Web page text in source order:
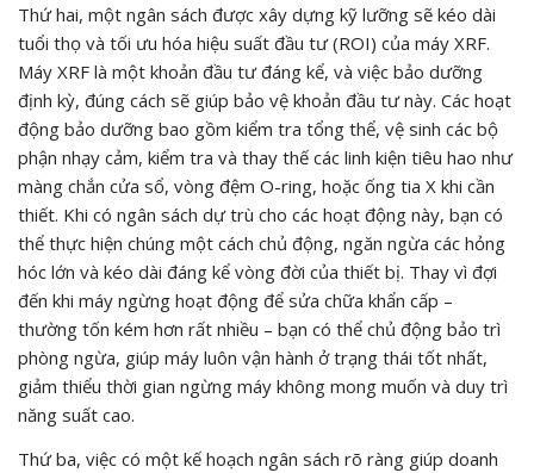
Thứ hai, một ngân sách được xây dựng kỹ lưỡng sẽ kéo dài
tuổi thọ và tối ưu hóa hiệu suất đầu tư (ROI) của máy XRF.
Máy XRF là một khoản đầu tư đáng kể, và việc bảo dưỡng
định kỳ, đúng cách sẽ giúp bảo vệ khoản đầu tư này. Các hoạt
động bảo dưỡng bao gồm kiểm tra tổng thể, vệ sinh các bộ
phận nhạy cảm, kiểm tra và thay thế các linh kiện tiêu hao như
màng chắn cửa sổ, vòng đệm O-ring, hoặc ống tia X khi cần
thiết. Khi có ngân sách dự trù cho các hoạt động này, bạn có
thể thực hiện chúng một cách chủ động, ngăn ngừa các hỏng
hóc lớn và kéo dài đáng kể vòng đời của thiết bị. Thay vì đợi
đến khi máy ngừng hoạt động để sửa chữa khẩn cấp –
thường tốn kém hơn rất nhiều – bạn có thể chủ động bảo trì
phòng ngừa, giúp máy luôn vận hành ở trạng thái tốt nhất,
giảm thiểu thời gian ngừng máy không mong muốn và duy trì
năng suất cao.
Thứ ba, việc có một kế hoạch ngân sách rõ ràng giúp doanh